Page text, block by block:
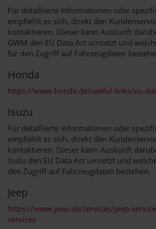
Für detaillierte Informationen oder
empfiehlt es sich, direkt den
kontaktieren. Dieser kann Auskunft
GWM den EU Data Act umsetzt und
für den Zugriff auf Fahrzeugdaten
Honda
https://www.honda.de/useful-links/eu-
Isuzu
Für detaillierte Informationen oder
empfiehlt es sich, direkt den
kontaktieren. Dieser kann Auskunft
Isuzu den EU Data Act umsetzt und
den Zugriff auf Fahrzeugdaten bestehen.
Jeep
https://www.jeep.de/services/jeep-
services